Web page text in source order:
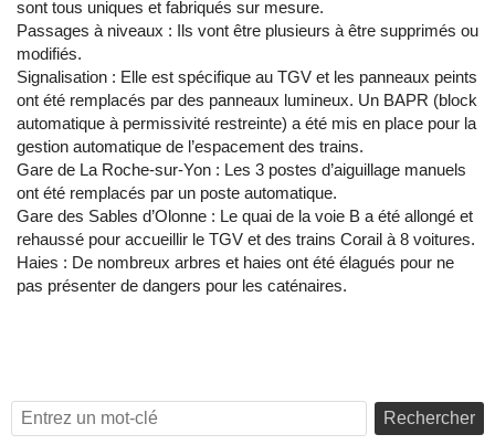
sont tous uniques et fabriqués sur mesure.
Passages à niveaux : Ils vont être plusieurs à être supprimés ou
modifiés.
Signalisation : Elle est spécifique au TGV et les panneaux peints
ont été remplacés par des panneaux lumineux. Un BAPR (block
automatique à permissivité restreinte) a été mis en place pour la
gestion automatique de l’espacement des trains.
Gare de La Roche-sur-Yon : Les 3 postes d’aiguillage manuels
ont été remplacés par un poste automatique.
Gare des Sables d’Olonne : Le quai de la voie B a été allongé et
rehaussé pour accueillir le TGV et des trains Corail à 8 voitures.
Haies : De nombreux arbres et haies ont été élagués pour ne
pas présenter de dangers pour les caténaires.
Rechercher